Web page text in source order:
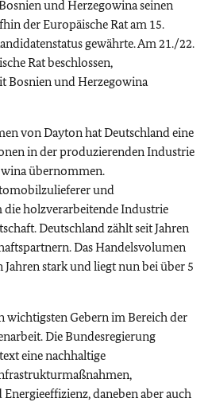
und Herzegowina seinen
der Europäische Rat am 15.
gewährte. Am 21./22.
Rat beschlossen,
Bosnien und Herzegowina
von Dayton hat Deutschland eine
in der produzierenden Industrie
übernommen.
und
holzverarbeitende Industrie
Deutschland zählt seit Jahren
Das Handelsvolumen
Jahren stark und liegt nun bei über 5
wichtigsten Gebern im Bereich der
Die Bundesregierung
eine nachhaltige
daneben aber auch